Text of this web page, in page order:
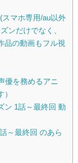
マホ専用/au以外
ンだけでなく、
品の動画もフル視
優を務めるアニ
ン 1話～最終回 動
～最終回 のあら